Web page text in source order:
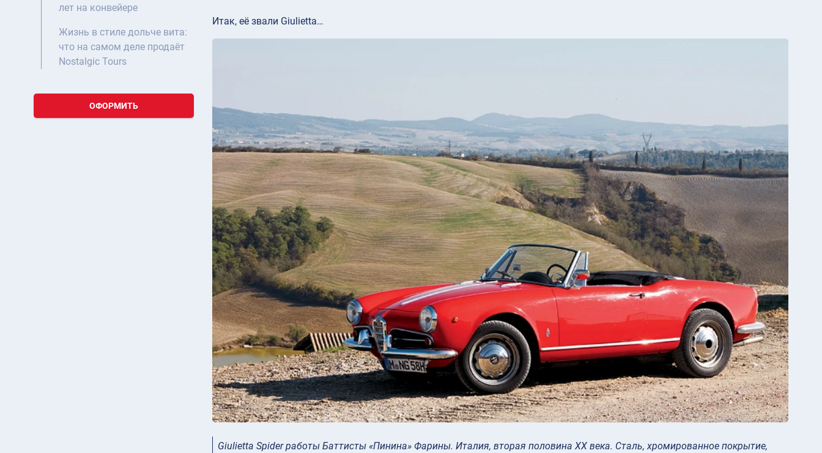
лет на конвейере
Жизнь в стиле дольче вита:
что на самом деле продаёт
Nostalgic Tours
ОФОРМИТЬ
Итак, её звали Giulietta…
Giulietta Spider работы Баттисты «Пинина» Фарины. Италия, вторая половина XX века. Сталь, хромированное покрытие,